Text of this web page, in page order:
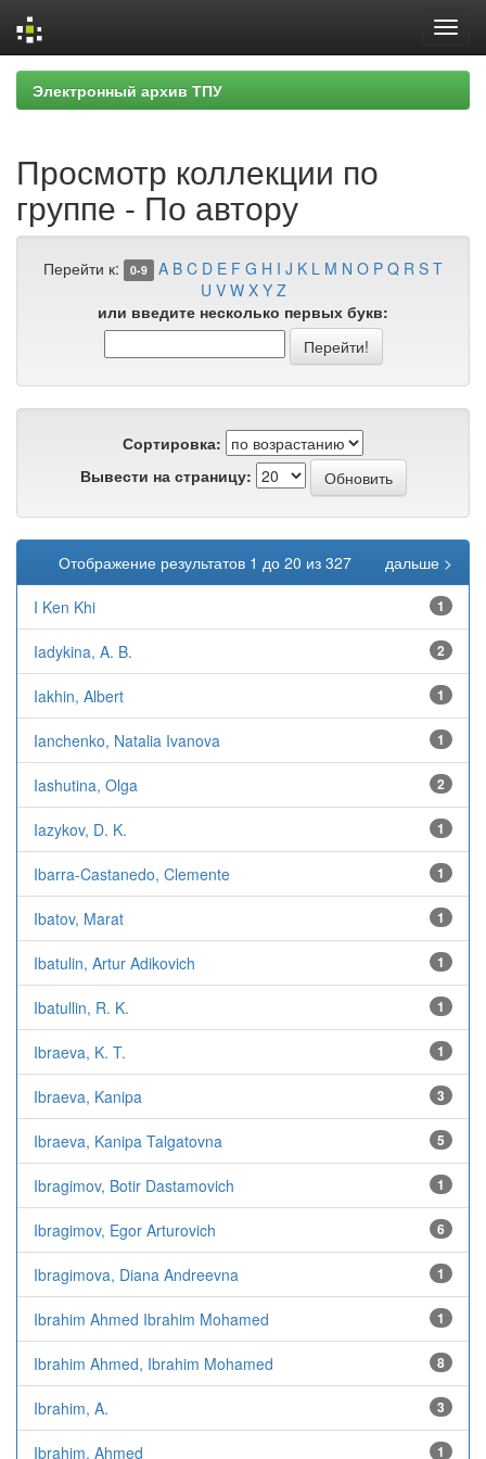
Skip
navigation
Электронный архив ТПУ
Просмотр коллекции по
группе - По автору
Перейти к: 0-9 A B C D E F G H I J K L M N O P Q R S T
U V W X Y Z
или введите несколько первых букв:
Сортировка:
Вывести на страницу:
Отображение результатов 1 до 20 из 327 дальше >
I Ken Khi 1
Iadykina, A. B. 2
Iakhin, Albert 1
Ianchenko, Natalia Ivanova 1
Iashutina, Olga 2
Iazykov, D. K. 1
Ibarra-Castanedo, Clemente 1
Ibatov, Marat 1
Ibatulin, Artur Adikovich 1
Ibatullin, R. K. 1
Ibraeva, K. T. 1
Ibraeva, Kanipa 3
Ibraeva, Kanipa Talgatovna 5
Ibragimov, Botir Dastamovich 1
Ibragimov, Egor Arturovich 6
Ibragimova, Diana Andreevna 1
Ibrahim Ahmed Ibrahim Mohamed 1
Ibrahim Ahmed, Ibrahim Mohamed 8
Ibrahim, A. 3
Ibrahim, Ahmed 1